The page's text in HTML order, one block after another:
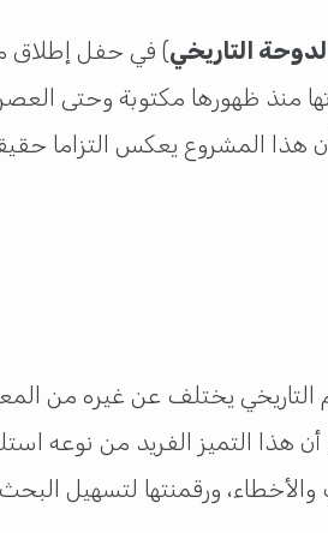
التاريخي) في حفل إطلاق
منذ ظهورها مكتوبة وحتى
أن هذا المشروع يعكس التزاما
يختلف عن غيره من
أن هذا التميز الفريد من
والأخطاء، ورقمنتها لتسهيل